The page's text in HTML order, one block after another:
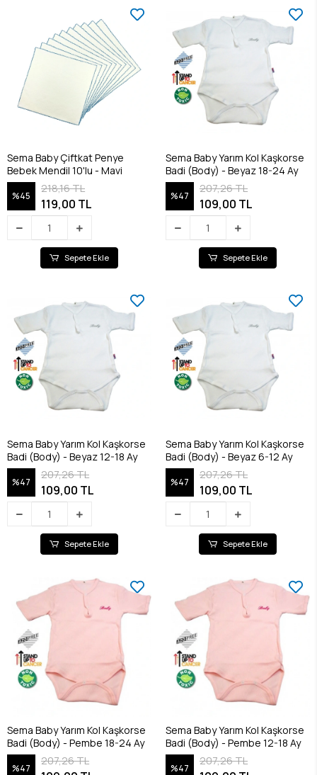
Sema Baby Çiftkat Penye
Bebek Mendil 10'lu - Mavi
%45
218,16 TL
119,00 TL
Sepete Ekle
Sema Baby Yarım Kol Kaşkorse
Badi (Body) - Beyaz 18-24 Ay
%47
207,26 TL
109,00 TL
Sepete Ekle
Sema Baby Yarım Kol Kaşkorse
Badi (Body) - Beyaz 12-18 Ay
%47
207,26 TL
109,00 TL
Sepete Ekle
Sema Baby Yarım Kol Kaşkorse
Badi (Body) - Beyaz 6-12 Ay
%47
207,26 TL
109,00 TL
Sepete Ekle
Sema Baby Yarım Kol Kaşkorse
Badi (Body) - Pembe 18-24 Ay
%47
207,26 TL
Sema Baby Yarım Kol Kaşkorse
Badi (Body) - Pembe 12-18 Ay
%47
207,26 TL